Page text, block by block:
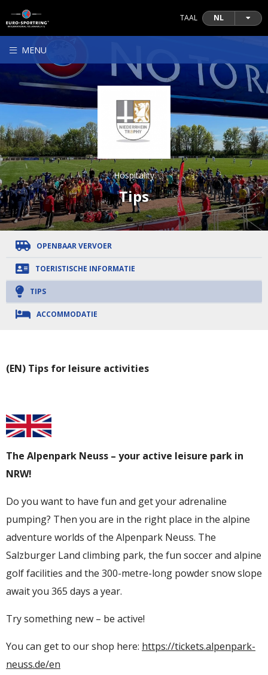
TAAL NL
MENU
Hospitality
Tips
OPENBAAR VERVOER
TOERISTISCHE INFORMATIE
TIPS
ACCOMMODATIE
(EN) Tips for leisure activities
The Alpenpark Neuss – your active leisure park in
NRW!
Do you want to have fun and get your adrenaline
pumping? Then you are in the right place in the alpine
adventure worlds of the Alpenpark Neuss. The
Salzburger Land climbing park, the fun soccer and alpine
golf facilities and the 300-metre-long powder snow slope
await you 365 days a year.
Try something new – be active!
You can get to our shop here: https://tickets.alpenpark-
neuss.de/en